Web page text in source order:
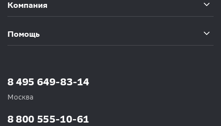
Компания
Помощь
8 495 649-83-14
Москва
8 800 555-10-61